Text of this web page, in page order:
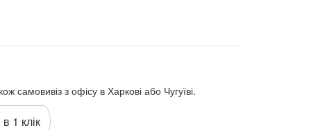
з офісу в Харкові або Чугуїві.
1 клік